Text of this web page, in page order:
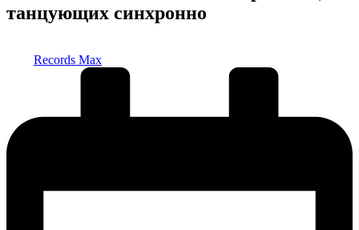
танцующих синхронно
Records Max